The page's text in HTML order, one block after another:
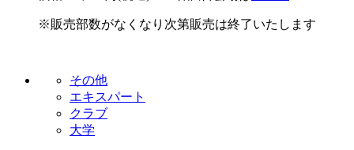
※販売部数がなくなり次第販売は終了いたします
その他
エキスパート
クラブ
大学